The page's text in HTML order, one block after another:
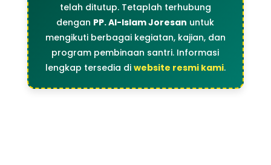
telah ditutup. Tetaplah terhubung
dengan PP. Al-Islam Joresan untuk
mengikuti berbagai kegiatan, kajian, dan
program pembinaan santri. Informasi
lengkap tersedia di website resmi kami.